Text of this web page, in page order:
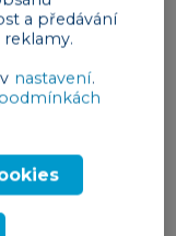
a předávání
nastavení.